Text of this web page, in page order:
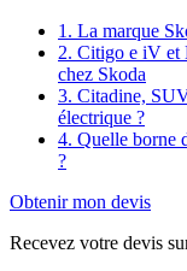
1. La marque
2. Citigo e iV et
chez Skoda
3. Citadine,
électrique ?
4. Quelle borne
?
Obtenir mon devis
Recevez votre devis